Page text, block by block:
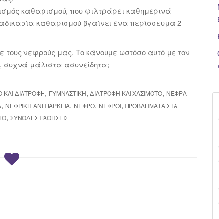
καθαρισμού, που φιλτράρει καθημερινά
καθαρισμού βγαίνει ένα περίσσευμα 2
νεφρούς μας. Το κάνουμε ωστόσο αυτό με τον
συχνά μάλιστα ασυνείδητα;
ΚΑΙ ΔΙΑΤΡΟΦΉ, ΓΥΜΝΑΣΤΙΚΉ, ΔΙΑΤΡΟΦΉ ΚΑΙ ΧΑΣΙΜΌΤΟ, ΝΕΦΡΆ
, ΝΕΦΡΙΚΉ ΑΝΕΠΆΡΚΕΙΑ, ΝΕΦΡΌ, ΝΕΦΡΟΊ, ΠΡΟΒΛΉΜΑΤΑ ΣΤΑ
, ΣΥΝΟΔΈΣ ΠΑΘΉΣΕΙΣ